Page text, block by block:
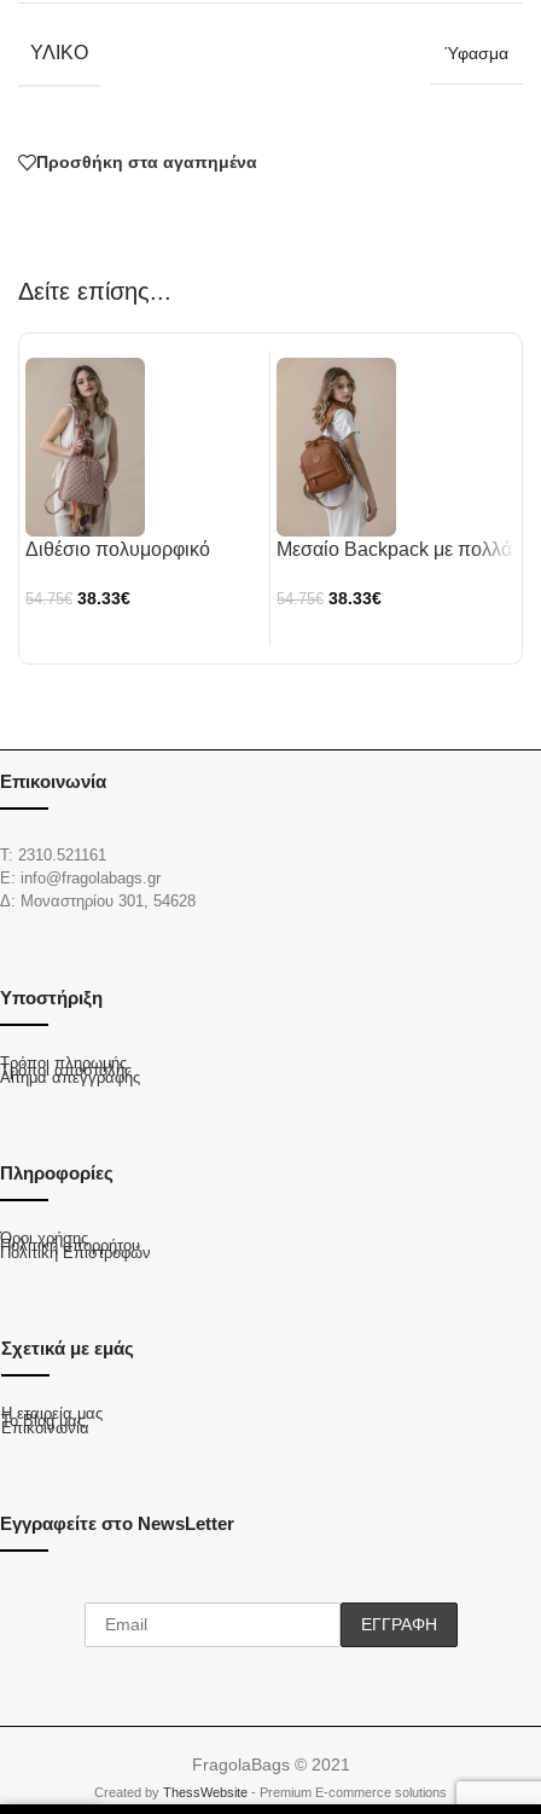
ΥΛΙΚΌ Ύφασμα
Προσθήκη στα αγαπημένα
Δείτε επίσης...
Διθέσιο πολυμορφικό
54.75€ 38.33€
Μεσαίο Backpack με πολλά
54.75€ 38.33€
Εγγραφείτε στο NewsLetter
Σχετικά με εμάς
Η εταιρεία μας
Το Blog μας
Επικοινωνία
Πληροφορίες
Όροι χρήσης
Πολιτική απορρήτου
Πολιτική Επιστροφών
Υποστήριξη
Τρόποι πληρωμής
Τρόποι αποστολής
Αίτημα απεγγραφής
Επικοινωνία
Τ: 2310.521161
Ε: info@fragolabags.gr
Δ: Μοναστηρίου 301, 54628
FragolaBags © 2021
Created by ThessWebsite - Premium E-commerce solutions